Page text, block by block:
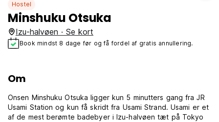
Hostel
Minshuku Otsuka
Izu-halvøen · Se kort
Book mindst 8 dage før og få fordel af gratis annullering.
Om
Onsen Minshuku Otsuka ligger kun 5 minutters gang fra JR
Usami Station og kun få skridt fra Usami Strand. Usami er et
af de mest berømte badebyer i Izu-halvøen tæt på Tokyo